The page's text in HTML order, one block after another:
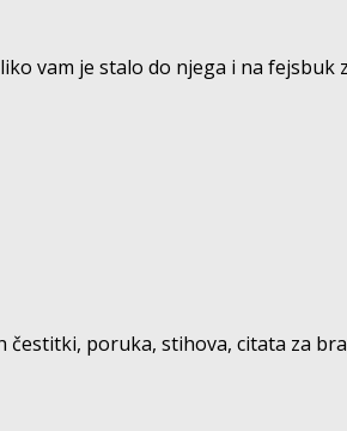
vam je stalo do njega i na fejsbuk
poruka, stihova, citata za